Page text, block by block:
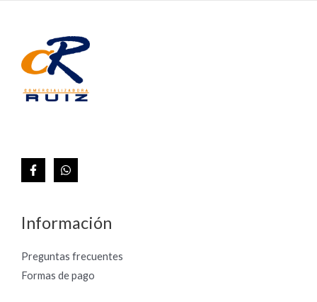
Información
Preguntas frecuentes
Formas de pago